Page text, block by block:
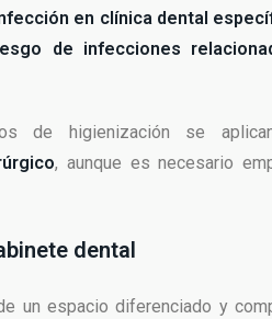
en clínica dental
de infecciones
de higienización se
, aunque es necesario
dental
un espacio diferenciado y